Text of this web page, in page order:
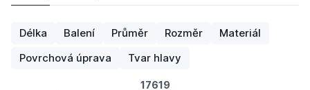
0, Kč
Délka Balení Průměr Rozměr
Materiál
Povrchová úprava
Tvar hlavy
17619